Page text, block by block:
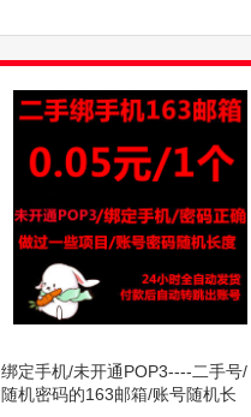
绑定手机/未开通POP3----二手号/
随机密码的163邮箱/账号随机长